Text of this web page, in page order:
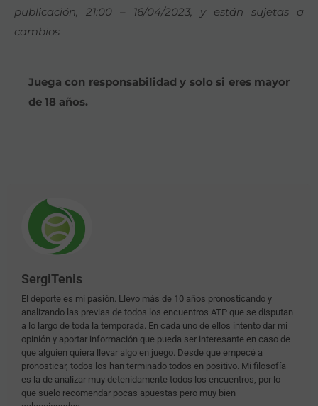
publicación, 21:00 – 16/04/2023, y están sujetas a
cambios
Juega con responsabilidad y solo si eres mayor
de 18 años.
SergiTenis
El deporte es mi pasión. Llevo más de 10 años pronosticando y
analizando las previas de todos los encuentros ATP que se disputan
a lo largo de toda la temporada. En cada uno de ellos intento dar mi
opinión y aportar información que pueda ser interesante en caso de
que alguien quiera llevar algo en juego. Desde que empecé a
pronosticar, todos los han terminado todos en positivo. Mi filosofía
es la de analizar muy detenidamente todos los encuentros, por lo
que suelo recomendar pocas apuestas pero muy bien